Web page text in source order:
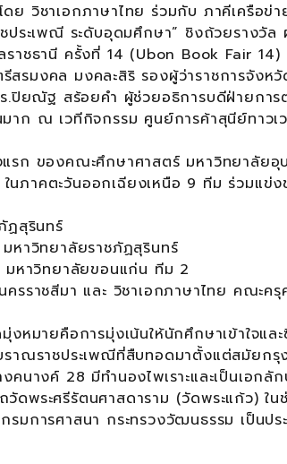
วิชาเอกภาษาไทย ร่วมกับ ภาคีเครือข่า
ประเพณี ระดับอุดมศึกษา” ชิงถ้วยรางวัล
ราชธานี ครั้งที่ 14 (Ubon Book Fair
รมงคล มงคละสิริ รองผู้ว่าราชการจังหวั
.ปิยณัฐ สร้อยคำ ผู้ช่วยอธิการบดีฝ่ายการ
มาก ณ เวทีกิจกรรม ศูนย์การค้าสุนีย์ทาวเ
แรก ของคณะศึกษาศาสตร์ มหาวิทยาลัยอุ
ภาคตะวันออกเฉียงเหนือ 9 ทีม ร่วมแข่
ฏสุรินทร์
หาวิทยาลัยราชภัฏสุรินทร์
มหาวิทยาลัยขอนแก่น ทีม 2
รราชสีมา และ วิชาเอกภาษาไทย คณะค
งหมายคือการมุ่งเน้นให้นักศึกษาเข้าใจแ
ราณราชประเพณีที่สืบทอดมาตั้งแต่สมัยกรุ
นางค์ 28 มีทำนองไพเราะและเป็นเอกลั
ดพระศรีรัตนศาสดาราม (วัดพระแก้ว) ใน
มการศาสนา กระทรวงวัฒนธรรม เป็นป